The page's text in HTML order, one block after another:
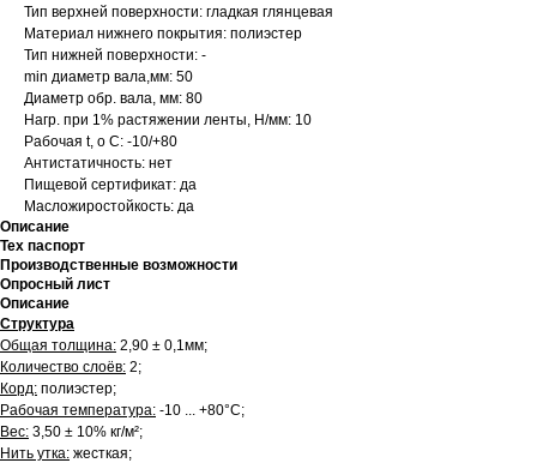
Тип верхней поверхности: гладкая глянцевая
Материал нижнего покрытия: полиэстер
Тип нижней поверхности: -
min диаметр вала,мм: 50
Диаметр обр. вала, мм: 80
Нагр. при 1% растяжении ленты, Н/мм: 10
Рабочая t, о С: -10/+80
Антистатичность: нет
Пищевой сертификат: да
Масложиростойкость: да
Описание
Тех паспорт
Производственные возможности
Опросный лист
Описание
Структура
Общая толщина: 2,90 ± 0,1мм;
Количество слоёв: 2;
Корд: полиэстер;
Рабочая температура: -10 ... +80°С;
Вес: 3,50 ± 10% кг/м²;
Нить утка: жесткая;